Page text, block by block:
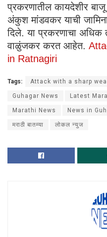
प्रकरणातील कायदेशीर
अंकुश मांडवकर याची
दिले. या प्रकरणाचा अधिक
वाळुंजकर करत आहेत.
in Ratnagiri
Tags: Attack with a sharp
Guhagar News Latest
Marathi News News in
मराठी बातम्या लोकल न्युज